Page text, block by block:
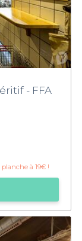
- FFA
à 19€ !